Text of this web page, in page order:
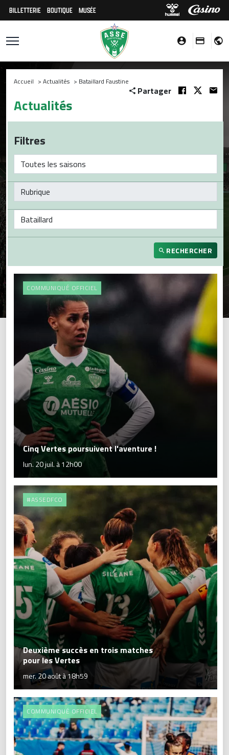
BILLETTERIE BOUTIQUE MUSÉE
Accueil > Actualités > Bataillard Faustine
Partager
Actualités
Filtres
RECHERCHER
COMMUNIQUÉ OFFICIEL
Cinq Vertes poursuivent l'aventure !
lun. 20 juil. à 12h00
#ASSEDFCO
Deuxième succès en trois matches
pour les Vertes
mer. 20 août à 18h59
COMMUNIQUÉ OFFICIEL